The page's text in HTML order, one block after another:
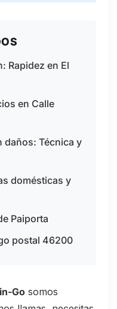
Rapidez en El
en Calle
daños: Técnica y
domésticas y
Paiporta
postal 46200
Go somos